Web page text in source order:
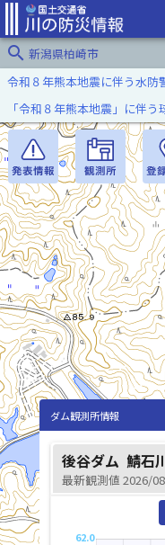
search 新潟県柏崎市
ダム観測所情報
後谷ダム 鯖石
最新観測値 2026/
62.0